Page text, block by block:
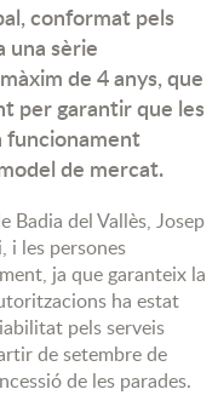
conformat pels
una sèrie
de 4 anys, que
per garantir que les
funcionament
de mercat.
Badia del Vallès, Josep
i les persones
ja que garanteix la
ha estat
pels serveis
de setembre de
de les parades.